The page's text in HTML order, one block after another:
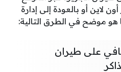
لاين أو بالعودة إلى إدارة
هو موضح في الطرق التالية:
على طيران